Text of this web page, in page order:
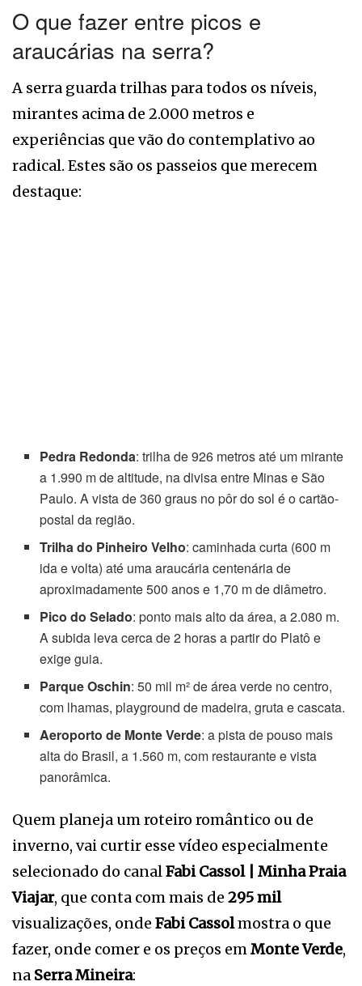
O que fazer entre picos e
araucárias na serra?
A serra guarda trilhas para todos os níveis,
mirantes acima de 2.000 metros e
experiências que vão do contemplativo ao
radical. Estes são os passeios que merecem
destaque:
Pedra Redonda: trilha de 926 metros até um mirante
a 1.990 m de altitude, na divisa entre Minas e São
Paulo. A vista de 360 graus no pôr do sol é o cartão-
postal da região.
Trilha do Pinheiro Velho: caminhada curta (600 m
ida e volta) até uma araucária centenária de
aproximadamente 500 anos e 1,70 m de diâmetro.
Pico do Selado: ponto mais alto da área, a 2.080 m.
A subida leva cerca de 2 horas a partir do Platô e
exige guia.
Parque Oschin: 50 mil m² de área verde no centro,
com lhamas, playground de madeira, gruta e cascata.
Aeroporto de Monte Verde: a pista de pouso mais
alta do Brasil, a 1.560 m, com restaurante e vista
panorâmica.
Quem planeja um roteiro romântico ou de
inverno, vai curtir esse vídeo especialmente
selecionado do canalFabi Cassol | Minha Praia
Viajar, que conta com mais de 295 mil
visualizações, onde Fabi Cassolmostra o que
fazer, onde comer e os preços emMonte Verde,
na Serra Mineira: